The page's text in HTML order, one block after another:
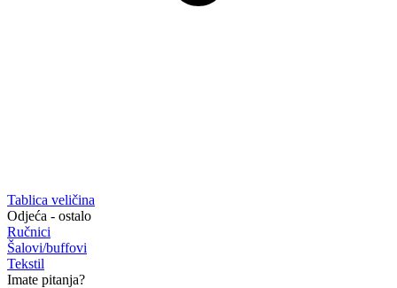
Tablica veličina
Odjeća - ostalo
Ručnici
Šalovi/buffovi
Tekstil
Imate pitanja?